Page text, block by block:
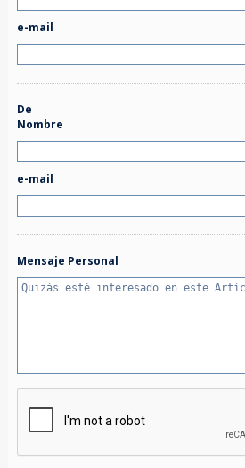
e-mail
De
Nombre
e-mail
Mensaje Personal